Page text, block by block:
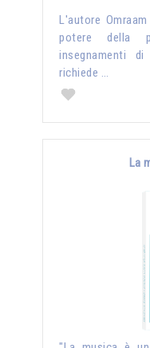
L'autore
potere della
insegnamenti
richiede …
La